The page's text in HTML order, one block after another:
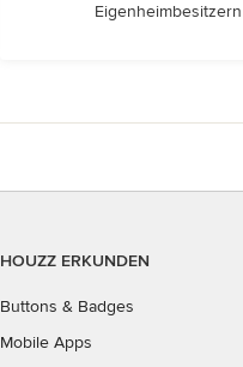
Eigenheimbesitzern
HOUZZ ERKUNDEN
Buttons & Badges
Mobile Apps